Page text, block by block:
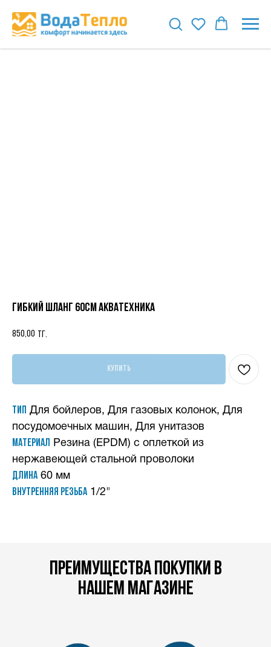
Гибкий шланг 60см Акватехника
850,00 тг.
Купить
Тип Для бойлеров, Для газовых колонок, Для
посудомоечных машин, Для унитазов
Материал Резина (EPDM) с оплеткой из
нержавеющей стальной проволоки
Длина 60 мм
Внутренняя резьба 1/2"
преимущества покупки в
нашем магазине